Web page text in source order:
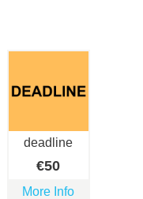
deadline
€50
More Info